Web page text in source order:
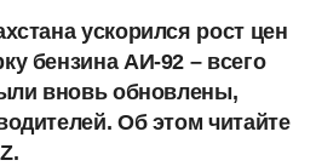
ускорился рост цен
бензина АИ-92 – всего
вновь обновлены,
Об этом читайте